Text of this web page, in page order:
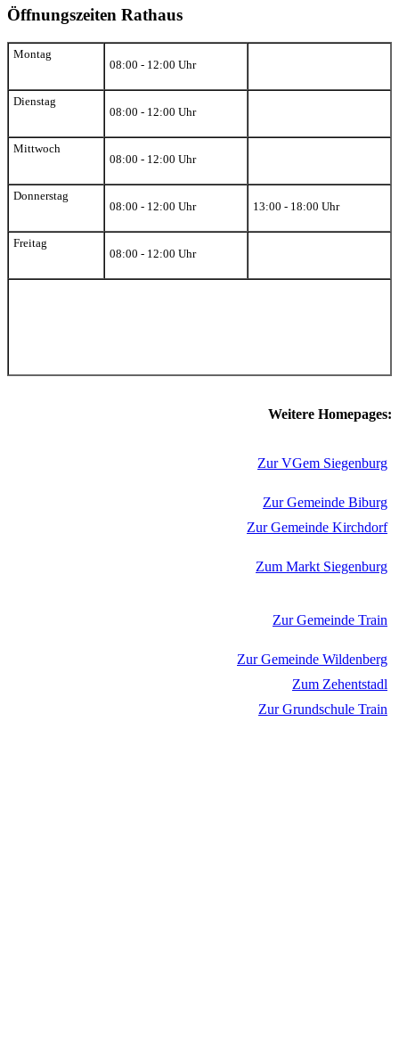
Öffnungszeiten Rathaus
Montag
08:00 - 12:00 Uhr
Dienstag
08:00 - 12:00 Uhr
Mittwoch
08:00 - 12:00 Uhr
Donnerstag
08:00 - 12:00 Uhr
13:00 - 18:00 Uhr
Freitag
08:00 - 12:00 Uhr
Weitere Homepages:
Zur VGem Siegenburg
Zur Gemeinde Biburg
Zur Gemeinde Kirchdorf
Zum Markt Siegenburg
Zur Gemeinde Train
Zur Gemeinde Wildenberg
Zum Zehentstadl
Zur Grundschule Train